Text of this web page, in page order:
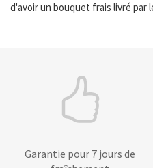
d'avoir un bouquet frais livré par
Garantie pour 7 jours de